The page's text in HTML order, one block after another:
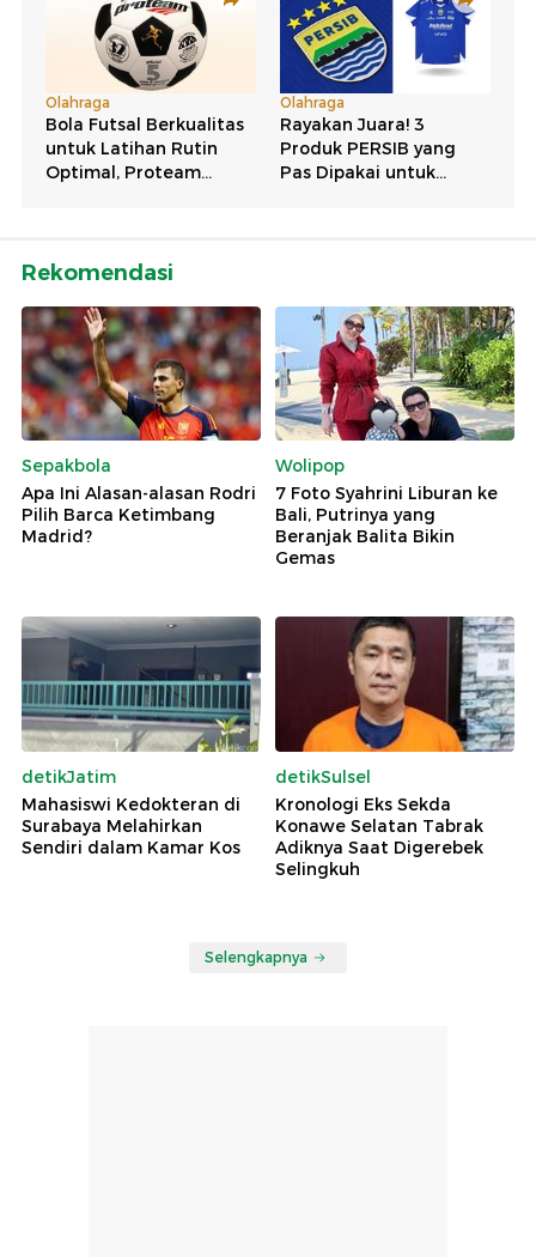
Rekomendasi
Sepakbola
Apa Ini Alasan-alasan Rodri
Pilih Barca Ketimbang
Madrid?
Wolipop
7 Foto Syahrini Liburan ke
Bali, Putrinya yang
Beranjak Balita Bikin
Gemas
detikJatim
Mahasiswi Kedokteran di
Surabaya Melahirkan
Sendiri dalam Kamar Kos
detikSulsel
Kronologi Eks Sekda
Konawe Selatan Tabrak
Adiknya Saat Digerebek
Selingkuh
Selengkapnya